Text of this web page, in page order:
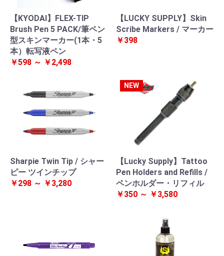
【KYODAI】FLEX-TIP
Brush Pen 5 PACK/筆ペン
型スキンマーカー(1本・5
本）転写液ペン
￥598 ～ ￥2,498
【LUCKY SUPPLY】Skin
Scribe Markers / マーカー
￥398
Sharpie Twin Tip / シャー
ピー ツインチップ
￥298 ～ ￥3,280
NEW
【Lucky Supply】Tattoo
Pen Holders and Refills /
ペンホルダー・リフィル
￥350 ～ ￥3,580